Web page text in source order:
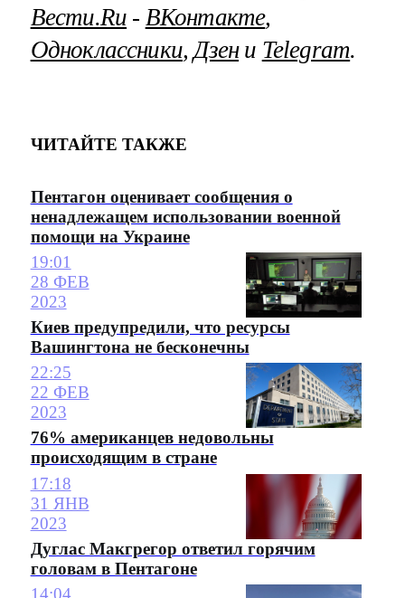
Вести.Ru ‐ ВКонтакте,
Одноклассники,Дзени Telegram.
ЧИТАЙТЕ ТАКЖЕ
Пентагон оценивает сообщения о
ненадлежащем использовании военной
помощи на Украине
19:01
28 ФЕВ
2023
Киев предупредили, что ресурсы
Вашингтона не бесконечны
22:25
22 ФЕВ
2023
76% американцев недовольны
происходящим в стране
17:18
31 ЯНВ
2023
Дуглас Макгрегор ответил горячим
головам в Пентагоне
14:04